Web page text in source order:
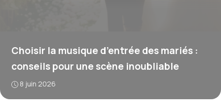
Choisir la musique d’entrée des mariés :
conseils pour une scène inoubliable
8 juin 2026